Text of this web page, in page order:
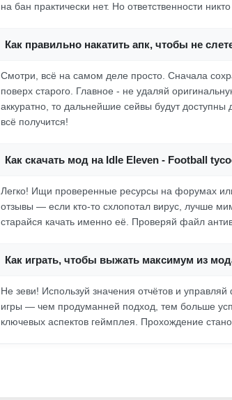
на бан практически нет. Но ответственности
Как правильно накатить апк, чтобы не
Смотри, всё на самом деле просто. Сначала
поверх старого. Главное - не удаляй
аккуратно, то дальнейшие сейвы будут
всё получится!
Как скачать мод на Idle Eleven - Football
Легко! Ищи проверенные ресурсы на форумах
отзывы — если кто-то схлопотал вирус, лучше
старайся качать именно её. Проверяй файл
Как играть, чтобы выжать максимум из
Не зеви! Используй значения отчётов и
игры — чем продуманней подход, тем больше
ключевых аспектов геймплея. Прохождение